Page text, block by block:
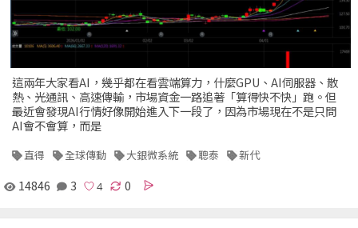
這兩年大家看AI，幾乎都在看雲端算力，什麼GPU、AI伺服器、散
熱、光通訊、高速傳輸，市場資金一路追著「算得快不快」跑。但
最近會發現AI行情好像開始進入下一段了，因為市場現在不是只問
AI會不會算，而是
直得 全球傳動 大銀微系統 聰泰 新代
14846 3 0